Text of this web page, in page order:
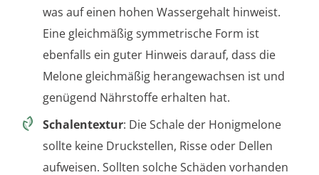
was auf einen hohen Wassergehalt hinweist.
Eine gleichmäßig symmetrische Form ist
ebenfalls ein guter Hinweis darauf, dass die
Melone gleichmäßig herangewachsen ist und
genügend Nährstoffe erhalten hat.
Schalentextur: Die Schale der Honigmelone
sollte keine Druckstellen, Risse oder Dellen
aufweisen. Sollten solche Schäden vorhanden